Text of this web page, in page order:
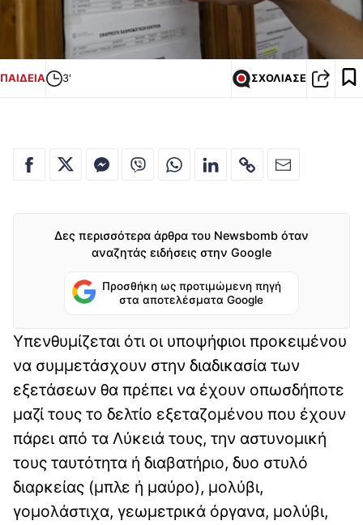
ΠΑΙΔΕΙΑ 3' ΣΧΟΛΙΑΣΕ
Δες περισσότερα άρθρα του Newsbomb όταν
αναζητάς ειδήσεις στην Google
Προσθήκη ως προτιμώμενη πηγή
στα αποτελέσματα Google
Υπενθυμίζεται ότι οι υποψήφιοι προκειμένου
να συμμετάσχουν στην διαδικασία των
εξετάσεων θα πρέπει να έχουν οπωσδήποτε
μαζί τους το δελτίο εξεταζομένου που έχουν
πάρει από τα Λύκειά τους, την αστυνομική
τους ταυτότητα ή διαβατήριο, δυο στυλό
διαρκείας (μπλε ή μαύρο), μολύβι,
γομολάστιχα, γεωμετρικά όργανα, μολύβι,